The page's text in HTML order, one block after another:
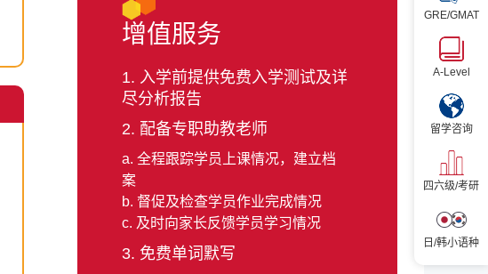
增值服务
1. 入学前提供免费入学测试及详
尽分析报告
2. 配备专职助教老师
a. 全程跟踪学员上课情况，建立档
案
b. 督促及检查学员作业完成情况
c. 及时向家长反馈学员学习情况
3. 免费单词默写
GRE/GMAT
A-Level
留学咨询
四六级/考研
日/韩小语种